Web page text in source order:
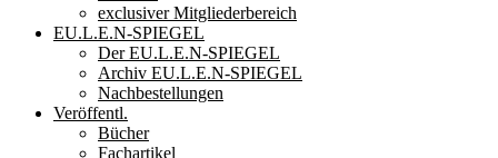
exclusiver Mitgliederbereich
EU.L.E.N-SPIEGEL
Der EU.L.E.N-SPIEGEL
Archiv EU.L.E.N-SPIEGEL
Nachbestellungen
Veröffentl.
Bücher
Fachartikel